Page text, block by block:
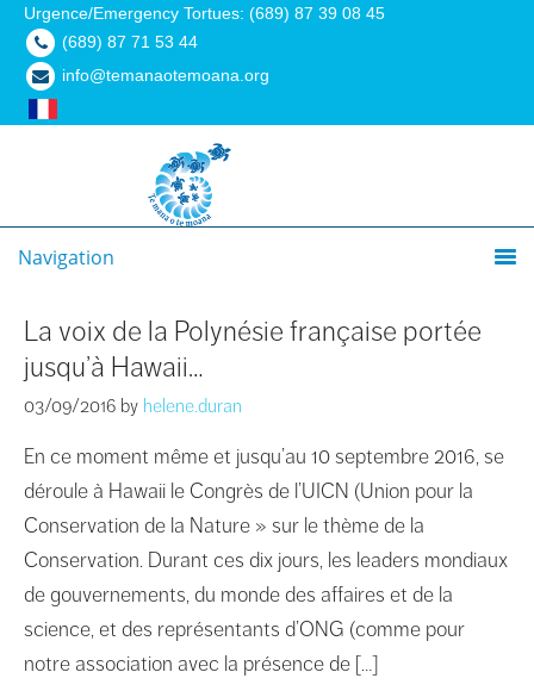
Urgence/Emergency Tortues: (689) 87 39 08 45
(689) 87 71 53 44
info@temanaotemoana.org
Navigation
La voix de la Polynésie française portée
jusqu’à Hawaii…
03/09/2016 by helene.duran
En ce moment même et jusqu’au 10 septembre 2016, se
déroule à Hawaii le Congrès de l’UICN (Union pour la
Conservation de la Nature » sur le thème de la
Conservation. Durant ces dix jours, les leaders mondiaux
de gouvernements, du monde des affaires et de la
science, et des représentants d’ONG (comme pour
notre association avec la présence de […]